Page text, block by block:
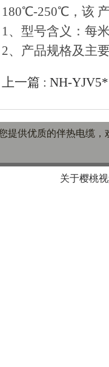
180℃-250℃，该
1、型号含义
2、产品规格及
上一篇 : NH-
供优质的伴热电缆
关于樱桃